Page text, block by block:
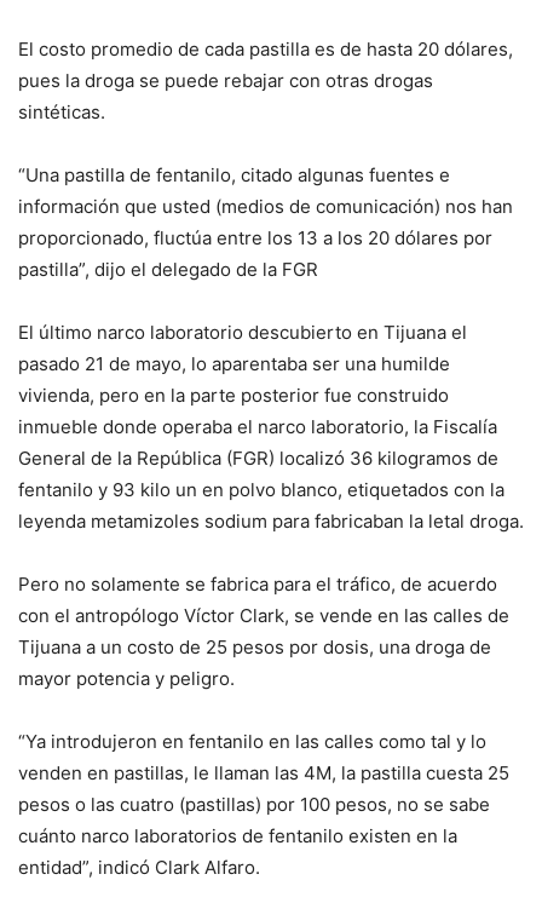
El costo promedio de cada pastilla es de hasta 20 dólares,
pues la droga se puede rebajar con otras drogas
sintéticas.
“Una pastilla de fentanilo, citado algunas fuentes e
información que usted (medios de comunicación) nos han
proporcionado, fluctúa entre los 13 a los 20 dólares por
pastilla”, dijo el delegado de la FGR
El último narco laboratorio descubierto en Tijuana el
pasado 21 de mayo, lo aparentaba ser una humilde
vivienda, pero en la parte posterior fue construido
inmueble donde operaba el narco laboratorio, la Fiscalía
General de la República (FGR) localizó 36 kilogramos de
fentanilo y 93 kilo un en polvo blanco, etiquetados con la
leyenda metamizoles sodium para fabricaban la letal droga.
Pero no solamente se fabrica para el tráfico, de acuerdo
con el antropólogo Víctor Clark, se vende en las calles de
Tijuana a un costo de 25 pesos por dosis, una droga de
mayor potencia y peligro.
“Ya introdujeron en fentanilo en las calles como tal y lo
venden en pastillas, le llaman las 4M, la pastilla cuesta 25
pesos o las cuatro (pastillas) por 100 pesos, no se sabe
cuánto narco laboratorios de fentanilo existen en la
entidad”, indicó Clark Alfaro.